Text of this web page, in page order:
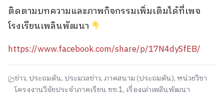
ติดตามบทความและภาพกิจกรรมเพิ่มเติมได้ที่เพจ
โรงเรียนเพลินพัฒนา
https://www.facebook.com/share/p/17N4dySfEB/
ข่าว, ประถมต้น, ประมวลข่าว, ภาคสนาม (ประถมต้น), หน่วยวิชา
โครงงานวิจัยประจำภาคเรียน ชช.1, เรื่องเล่าเพลินพัฒนา